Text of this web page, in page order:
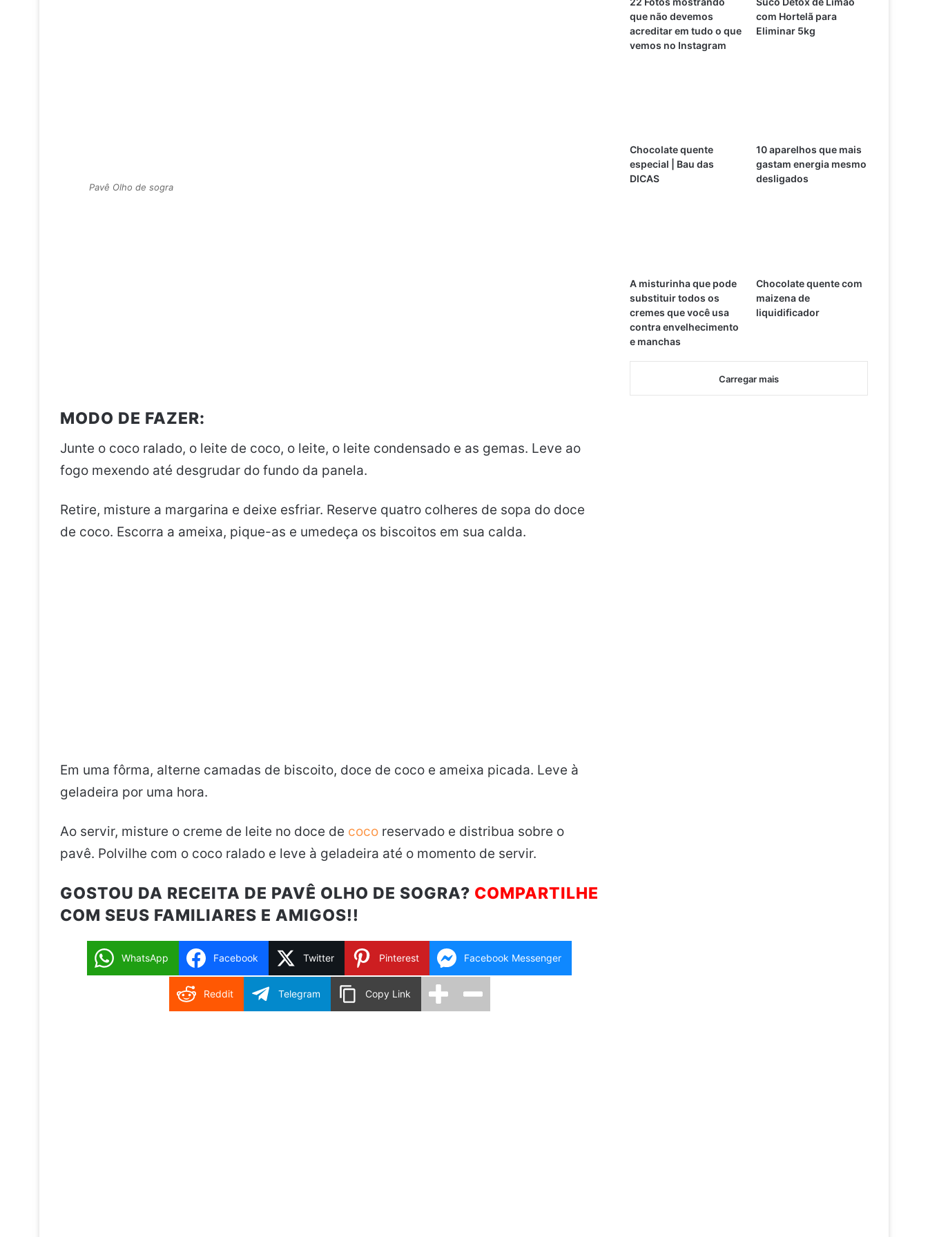
Pavê Olho de sogra
MODO DE FAZER:
Junte o coco ralado, o leite de coco, o leite, o leite condensado e as gemas. Leve ao
fogo mexendo até desgrudar do fundo da panela.
Retire, misture a margarina e deixe esfriar. Reserve quatro colheres de sopa do doce
de coco. Escorra a ameixa, pique-as e umedeça os biscoitos em sua calda.
Em uma fôrma, alterne camadas de biscoito, doce de coco e ameixa picada. Leve à
geladeira por uma hora.
Ao servir, misture o creme de leite no doce de coco reservado e distribua sobre o
pavê. Polvilhe com o coco ralado e leve à geladeira até o momento de servir.
GOSTOU DA RECEITA DE PAVÊ OLHO DE SOGRA? COMPARTILHE
COM SEUS FAMILIARES E AMIGOS!!
WhatsApp Facebook Twitter Pinterest Facebook Messenger
Reddit Telegram Copy Link
que não devemos
acreditar em tudo o que
vemos no Instagram
com Hortelã para
Eliminar 5kg
Chocolate quente
especial | Bau das
DICAS
10 aparelhos que mais
gastam energia mesmo
desligados
A misturinha que pode
substituir todos os
cremes que você usa
contra envelhecimento
e manchas
Chocolate quente com
maizena de
liquidificador
Carregar mais